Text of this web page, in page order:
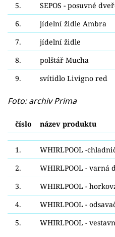
5.
SEPOS - posuvné
6.
jídelní židle Ambra
7.
jídelní židle
8.
polštář Mucha
9.
svítidlo Livigno red
Foto: archiv Prima
číslo název produktu
1. WHIRLPOOL -
2.
WHIRLPOOL - varná
3.
WHIRLPOOL -
4.
WHIRLPOOL -
5.
WHIRLPOOL -